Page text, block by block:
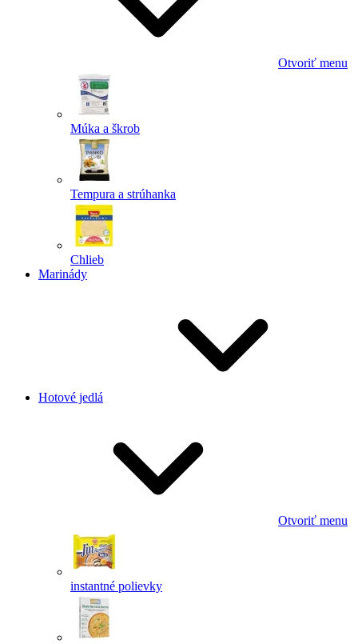
Otvoriť menu
Múka a škrob
Tempura a strúhanka
Chlieb
Marinády
Hotové jedlá
Otvoriť menu
instantné polievky
Powered by chaterimo